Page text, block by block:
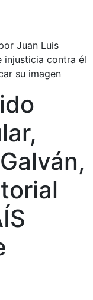
Juan Luis
injusticia contra él
su imagen